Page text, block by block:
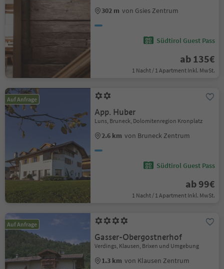
302 m von Gsies Zentrum
Südtirol Guest Pass
ab 135€
1 Nacht / 1 Apartment Inkl. MwSt.
Auf Anfrage
App. Huber
Luns, Bruneck, Dolomitenregion Kronplatz
2.6 km von Bruneck Zentrum
Südtirol Guest Pass
ab 99€
1 Nacht / 1 Apartment Inkl. MwSt.
Auf Anfrage
Gasser-Obergostnerhof
Verdings, Klausen, Brixen und Umgebung
1.3 km von Klausen Zentrum